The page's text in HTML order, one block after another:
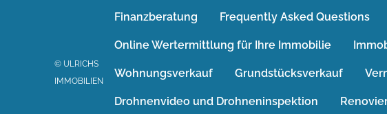
© ULRICHS
IMMOBILIEN
Finanzberatung Frequently Asked Questions
Online Wertermittlung für Ihre Immobilie
Wohnungsverkauf Grundstücksverkauf
Drohnenvideo und Drohneninspektion